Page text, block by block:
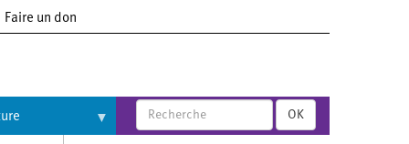
Faire un don
OK